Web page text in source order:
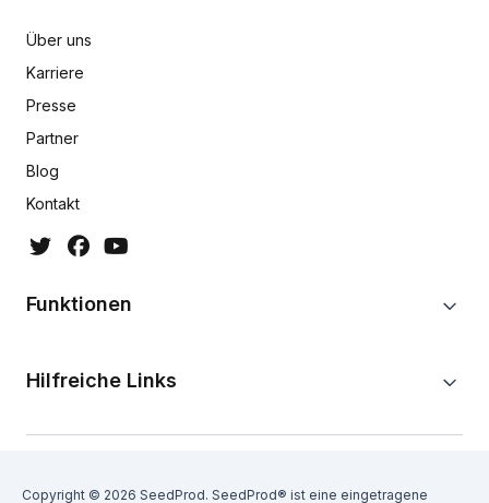
Über uns
Karriere
Presse
Partner
Blog
Kontakt
Funktionen
Hilfreiche Links
Copyright © 2026 SeedProd. SeedProd® ist eine eingetragene